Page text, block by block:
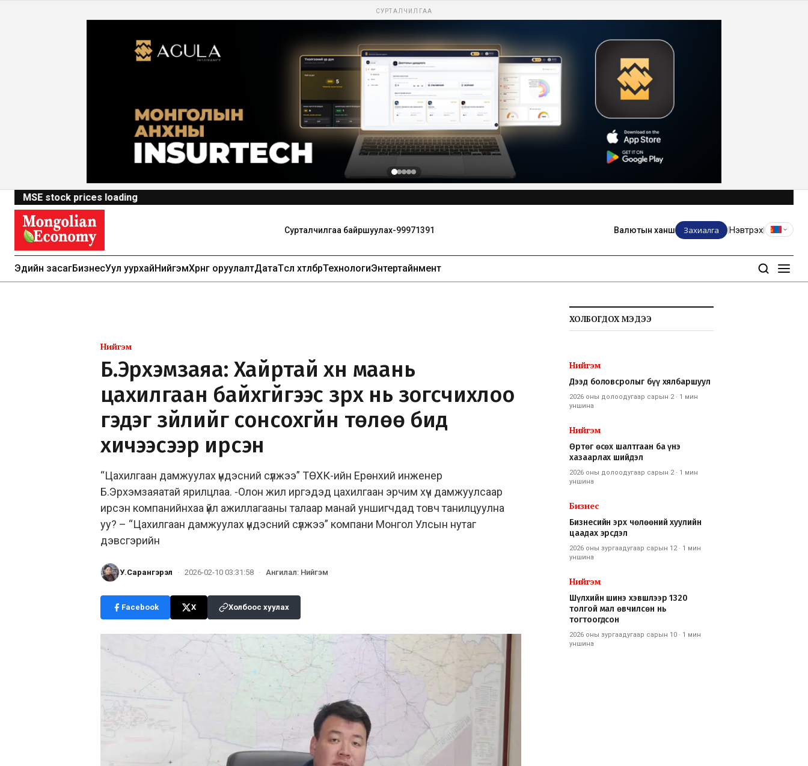
СУРТАЛЧИЛГАА
MSE stock prices loading
Валютын ханш Захиалга Нэвтрэх
Эдийн засагБизнесУул уурхайНийгэмХөрөнгө оруулалтДатаТөсөл хөтөлбөрТехнологиЭнтертайнмент
Нийгэм
Б.Эрхэмзаяа: Хайртай хүн маань
цахилгаан байхгүйгээс зүрх нь зогсчихлоо
гэдэг зүйлийг сонсохгүйн төлөө бид
хичээсээр ирсэн
“Цахилгаан дамжуулах үндэсний сүлжээ” ТӨХК-ийн Ерөнхий инженер
Б.Эрхэмзаяатай ярилцлаа. -Олон жил иргэдэд цахилгаан эрчим хүч дамжуулсаар
ирсэн компанийнхаа үйл ажиллагааны талаар манай уншигчдад товч танилцуулна
уу? – “Цахилгаан дамжуулах үндэсний сүлжээ” компани Монгол Улсын нутаг
дэвсгэрийн
У.Сарангэрэл · 2026-02-10 03:31:58 · Ангилал: Нийгэм
Facebook X Холбоос хуулах
ХОЛБОГДОХ МЭДЭЭ
Нийгэм
Дээд боловсролыг бүү хялбаршуул
2026 оны долоодугаар сарын 2· 1 мин
уншина
Нийгэм
Өртөг өсөх шалтгаан ба үнэ
хазаарлах шийдэл
2026 оны долоодугаар сарын 2· 1 мин
уншина
Бизнес
Бизнесийн эрх чөлөөний хуулийн
цаадах эрсдэл
2026 оны зургаадугаар сарын 12· 1 мин
уншина
Нийгэм
Шүлхийн шинэ хэвшлээр 1320
толгой мал өвчилсөн нь
тогтоогдсон
2026 оны зургаадугаар сарын 10 · 1 мин
уншина